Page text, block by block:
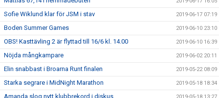
Sofie Wiklund klar för JSM i stav 2019-06-17 07:19
Boden Summer Games 2019-06-10 23:10
OBS! Kasttävling 2 är flyttad till 16/6 kl. 14.00 2019-06-10 16:39
Nöjda mångkampare 2019-06-02 20:11
Elin snabbast i Broarna Runt finalen 2019-05-22 08:09
Starka segrare i MidNight Marathon 2019-05-18 18:34
Amanda slog nytt klubbrekord i diskus